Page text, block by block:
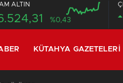
ALTIN
%0,43
KÜTAHYA GAZETELERI